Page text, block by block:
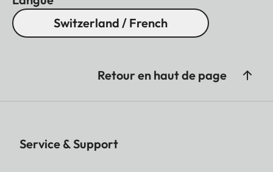
Switzerland / French
Retour en haut de page
Service & Support